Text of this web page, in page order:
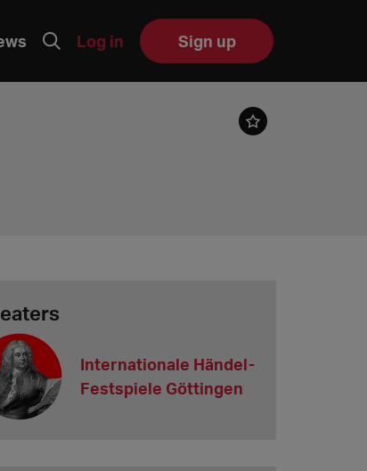
Log in Sign up
Internationale Händel-
Festspiele Göttingen